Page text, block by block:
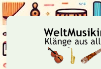
Zur
Hauptnavigation
springen
Zum
Inhalt
springen
Zur
Seitenspalte
springen